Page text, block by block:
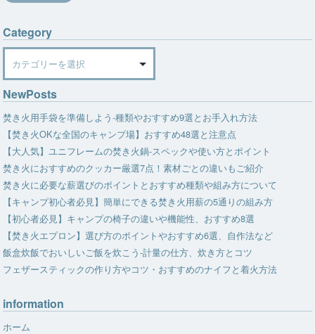
Category
NewPosts
焚き火用手袋を準備しよう-種類やおすすめ9選とお手入れ方法
【焚き火OKな全国のキャンプ場】おすすめ48選と注意点
【大人気】ユニフレームの焚き火鍋-スペックや使い方とポイント
焚き火におすすめのクッカー厳選7点！素材ごとの違いもご紹介
焚き火に必要な薪選びのポイントとおすすめ種類や組み方について
【キャンプ初心者必見】簡単にできる焚き火用薪の5通りの組み方
【初心者必見】キャンプの椅子の違いや機能性、おすすめ8選
【焚き火エプロン】選び方のポイントやおすすめ6選、自作法など
飯盒炊飯でおいしいご飯を炊こう-計量の仕方、炊き方とコツ
フェザースティックの作り方やコツ・おすすめのナイフと着火方法
information
ホーム